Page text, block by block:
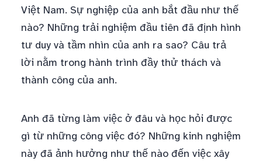
Việt Nam. Sự nghiệp của anh bắt đầu như thế
nào? Những trải nghiệm đầu tiên đã định hình
tư duy và tầm nhìn của anh ra sao? Câu trả
lời nằm trong hành trình đầy thử thách và
thành công của anh.
Anh đã từng làm việc ở đâu và học hỏi được
gì từ những công việc đó? Những kinh nghiệm
này đã ảnh hưởng như thế nào đến việc xây